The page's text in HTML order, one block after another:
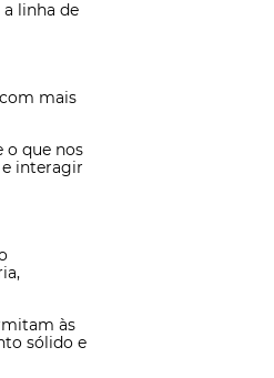
linha de
mais
o que nos
interagir
às
sólido e